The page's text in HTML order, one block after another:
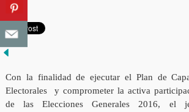
Con la finalidad de ejecutar el Plan de
Electorales y comprometer la activa
de las Elecciones Generales 2016, el